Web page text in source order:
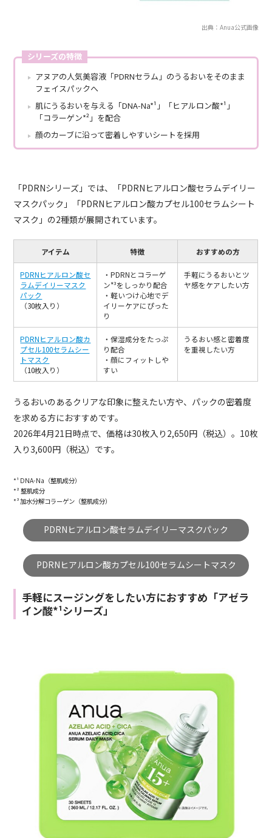
出典：Anua公式画像
シリーズの特徴
アヌアの人気美容液「PDRNセラム」のうるおいをそのまま
フェイスパックへ
肌にうるおいを与える「DNA-Na*¹」「ヒアルロン酸*¹」
「コラーゲン*²」を配合
顔のカーブに沿って密着しやすいシートを採用
「PDRNシリーズ」では、「PDRNヒアルロン酸セラムデイリー
マスクパック」「PDRNヒアルロン酸カプセル100セラムシート
マスク」の2種類が展開されています。
アイテム 特徴 おすすめの方
PDRNヒアルロン酸セ
ラムデイリーマスク
パック
（30枚入り）
・PDRNとコラーゲ
ン*³をしっかり配合
・軽いつけ心地でデ
イリーケアにぴった
り
手軽にうるおいとツ
ヤ感をケアしたい方
PDRNヒアルロン酸カ
プセル100セラムシー
トマスク
（10枚入り）
・保湿成分をたっぷ
り配合
・顔にフィットしや
すい
うるおい感と密着度
を重視したい方
うるおいのあるクリアな印象に整えたい方や、パックの密着度
を求める方におすすめです。
2026年4月21日時点で、価格は30枚入り2,650円（税込）。10枚
入り3,600円（税込）です。
*¹ DNA-Na（整肌成分）
*² 整肌成分
*³ 加水分解コラーゲン（整肌成分）
PDRNヒアルロン酸セラムデイリーマスクパック
PDRNヒアルロン酸カプセル100セラムシートマスク
手軽にスージングをしたい方におすすめ「アゼラ
イン酸*¹シリーズ」